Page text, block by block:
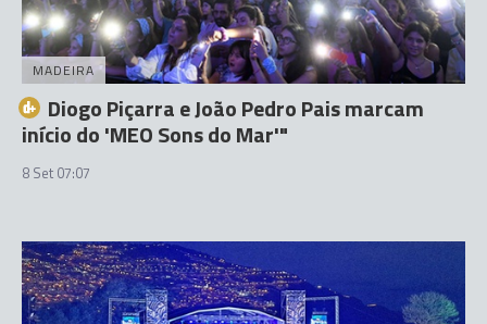
MADEIRA
Diogo Piçarra e João Pedro Pais marcam
início do 'MEO Sons do Mar'"
8 Set 07:07